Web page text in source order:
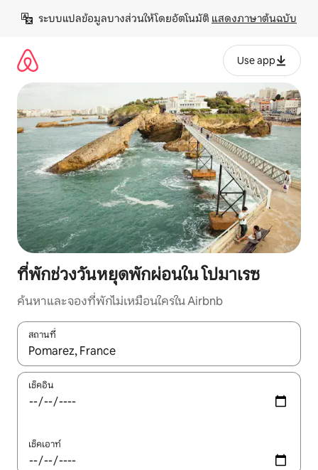
เนื้อหา
ระบบแปลข้อมูลบางส่วนให้โดยอัตโนมัติ แสดงภาษาต้นฉบับ
Use app
ที่พักช่วงวันหยุดพักผ่อนใน โปมาเรซ
ค้นหาและจองที่พักไม่เหมือนใครใน Airbnb
สถานที่
ใช้ลูกศรขึ้นลง หรือใช้การสัมผัสหรือปัด เพื่อสำรวจผลการค้นหา
เช็คอิน
เช็คเอาท์